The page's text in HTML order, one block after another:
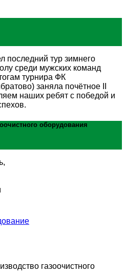
последний тур зимнего
среди мужских команд
турнира ФК
заняла почётное II
наших ребят с победой и
оборудования
газоочистного